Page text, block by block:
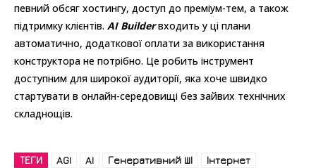
певний обсяг хостингу, доступ до преміум-тем, а також
підтримку клієнтів. AI Builderвходить у ці плани
автоматично, додаткової оплати за використання
конструктора не потрібно. Це робить інструмент
доступним для широкої аудиторії, яка хоче швидко
стартувати в онлайн-середовищі без зайвих технічних
складнощів.
ТЕГИ AGI AI Генеративний ШІ
Інтернет